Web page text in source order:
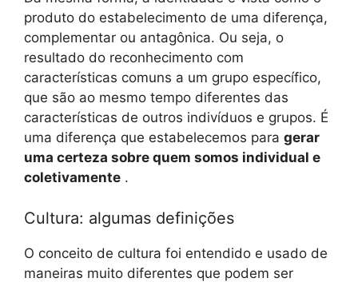
produto do estabelecimento de uma diferença,
complementar ou antagônica. Ou seja, o
resultado do reconhecimento com
características comuns a um grupo específico,
que são ao mesmo tempo diferentes das
características de outros indivíduos e grupos. É
uma diferença que estabelecemos para gerar
uma certeza sobre quem somos individual e
coletivamente .
Cultura: algumas definições
O conceito de cultura foi entendido e usado de
maneiras muito diferentes que podem ser